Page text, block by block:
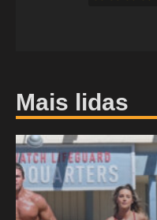
Mais lidas